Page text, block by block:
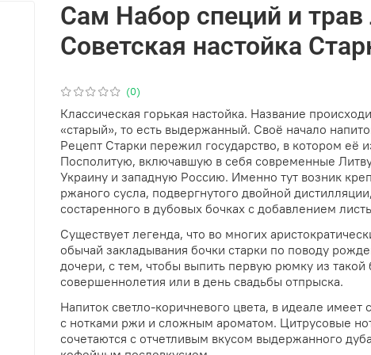
(0)
Сам Набор специй и
Советская настойка
Классическая горькая настойка. Название
«старый», то есть выдержанный. Своё начало
Рецепт Старки пережил государство, в котором её
Посполитую, включавшую в себя современные
Украину и западную Россию. Именно тут возник
ржаного сусла, подвергнутого двойной
состаренного в дубовых бочках с добавлением
Существует легенда, что во многих
обычай закладывания бочки старки по поводу
дочери, с тем, чтобы выпить первую рюмку из такой
совершеннолетия или в день свадьбы отпрыска.
Напиток светло-коричневого цвета, в идеале имеет
с нотками ржи и сложным ароматом. Цитрусовые
сочетаются с отчетливым вкусом выдержанного